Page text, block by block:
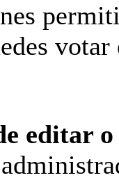
editar